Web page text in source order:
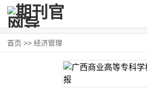
首页 >> 经济管理